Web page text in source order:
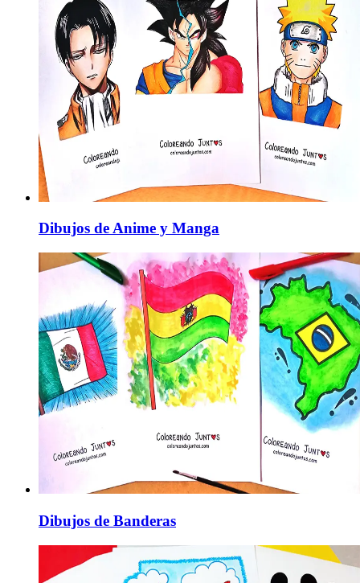
Dibujos de Anime y Manga
Dibujos de Banderas